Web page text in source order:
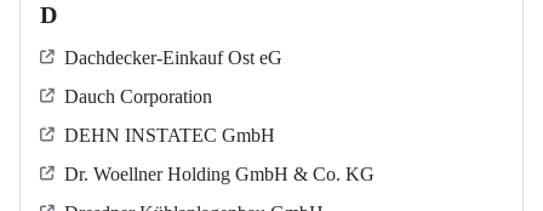
D
Dachdecker-Einkauf Ost eG
Dauch Corporation
DEHN INSTATEC GmbH
Dr. Woellner Holding GmbH & Co. KG